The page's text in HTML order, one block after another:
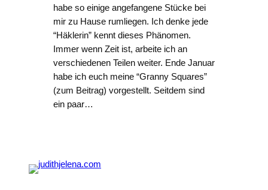
habe so einige angefangene Stücke bei
mir zu Hause rumliegen. Ich denke jede
“Häklerin” kennt dieses Phänomen.
Immer wenn Zeit ist, arbeite ich an
verschiedenen Teilen weiter. Ende Januar
habe ich euch meine “Granny Squares”
(zum Beitrag) vorgestellt. Seitdem sind
ein paar…